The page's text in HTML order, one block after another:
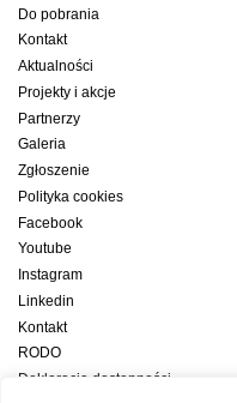
Do pobrania
Kontakt
Aktualności
Projekty i akcje
Partnerzy
Galeria
Zgłoszenie
Polityka cookies
Facebook
Youtube
Instagram
Linkedin
Kontakt
RODO
Deklaracja dostępności